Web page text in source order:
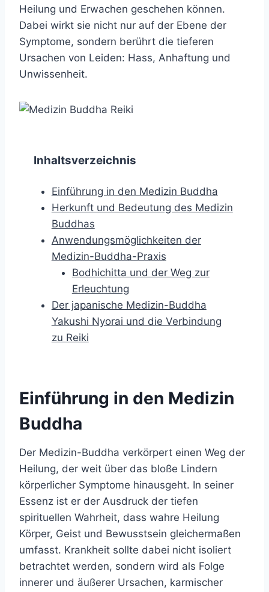
Heilung und Erwachen geschehen können.
Dabei wirkt sie nicht nur auf der Ebene der
Symptome, sondern berührt die tieferen
Ursachen von Leiden: Hass, Anhaftung und
Unwissenheit.
Inhaltsverzeichnis
Einführung in den Medizin Buddha
Herkunft und Bedeutung des Medizin
Buddhas
Anwendungsmöglichkeiten der
Medizin-Buddha-Praxis
Bodhichitta und der Weg zur
Erleuchtung
Der japanische Medizin-Buddha
Yakushi Nyorai und die Verbindung
zu Reiki
Einführung in den Medizin
Buddha
Der Medizin-Buddha verkörpert einen Weg der
Heilung, der weit über das bloße Lindern
körperlicher Symptome hinausgeht. In seiner
Essenz ist er der Ausdruck der tiefen
spirituellen Wahrheit, dass wahre Heilung
Körper, Geist und Bewusstsein gleichermaßen
umfasst. Krankheit sollte dabei nicht isoliert
betrachtet werden, sondern wird als Folge
innerer und äußerer Ursachen, karmischer